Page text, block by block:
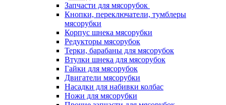
Запчасти для мясорубок
Кнопки, переключатели, тумблеры
мясорубки
Корпус шнека мясорубки
Редукторы мясорубок
Терки, барабаны для мясорубок
Втулки шнека для мясорубок
Гайки для мясорубок
Двигатели мясорубки
Насадки для набивки колбас
Ножи для мясорубки